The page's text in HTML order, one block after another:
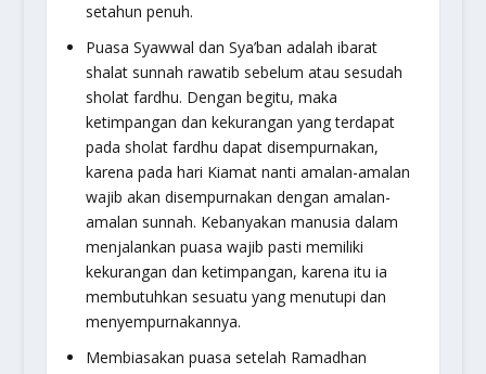
setahun penuh.
Puasa Syawwal dan Sya’ban adalah ibarat
shalat sunnah rawatib sebelum atau sesudah
sholat fardhu. Dengan begitu, maka
ketimpangan dan kekurangan yang terdapat
pada sholat fardhu dapat disempurnakan,
karena pada hari Kiamat nanti amalan-amalan
wajib akan disempurnakan dengan amalan-
amalan sunnah. Kebanyakan manusia dalam
menjalankan puasa wajib pasti memiliki
kekurangan dan ketimpangan, karena itu ia
membutuhkan sesuatu yang menutupi dan
menyempurnakannya.
Membiasakan puasa setelah Ramadhan